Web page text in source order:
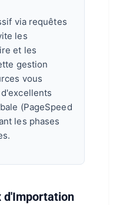
via requêtes
les
et les
gestion
vous
(PageSpeed
les phases
d'Importation